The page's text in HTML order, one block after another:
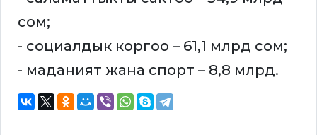
сом;
- социалдык коргоо – 61,1 млрд сом;
- маданият жана спорт – 8,8 млрд.